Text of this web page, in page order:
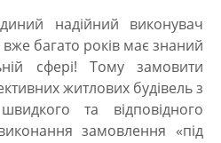
надійний виконувач
багато років має знаний
сфері! Тому замовити
житлових будівельз
та відповідного
замовлення «під